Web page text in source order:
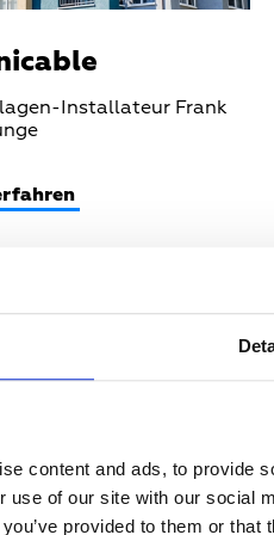
content and ads, to provide
use of our site with our social
provided to them or
Installateur Frank